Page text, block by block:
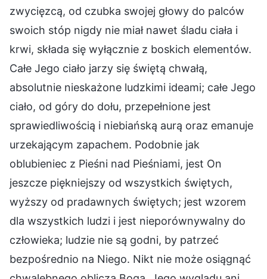
zwycięzcą, od czubka swojej głowy do palców
swoich stóp nigdy nie miał nawet śladu ciała i
krwi, składa się wyłącznie z boskich elementów.
Całe Jego ciało jarzy się świętą chwałą,
absolutnie nieskażone ludzkimi ideami; całe Jego
ciało, od góry do dołu, przepełnione jest
sprawiedliwością i niebiańską aurą oraz emanuje
urzekającym zapachem. Podobnie jak
oblubieniec z Pieśni nad Pieśniami, jest On
jeszcze piękniejszy od wszystkich świętych,
wyższy od pradawnych świętych; jest wzorem
dla wszystkich ludzi i jest nieporównywalny do
człowieka; ludzie nie są godni, by patrzeć
bezpośrednio na Niego. Nikt nie może osiągnąć